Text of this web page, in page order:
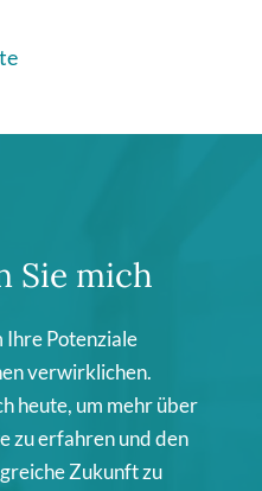
Sie mich
Ihre Potenziale
verwirklichen.
heute, um mehr über
zu erfahren und den
Zukunft zu